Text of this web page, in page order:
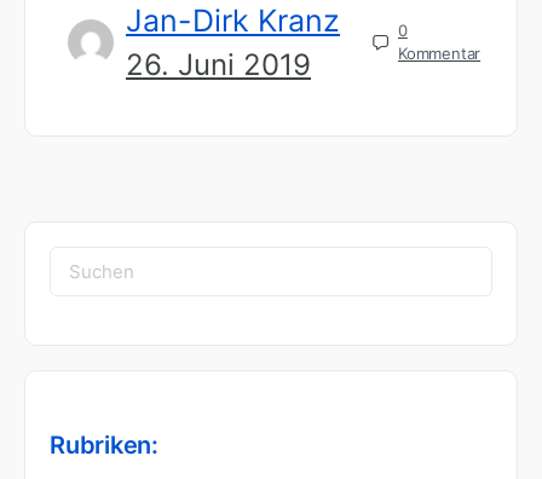
Jan-Dirk Kranz
26. Juni 2019
0
Kommentar
Suchen
nach:
Rubriken: